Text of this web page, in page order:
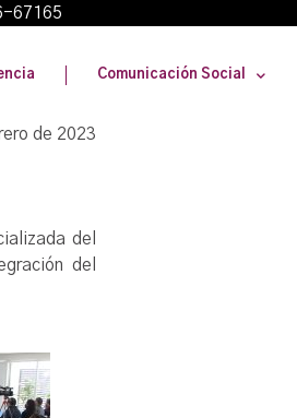
67165
Comunicación Social
de 2023
del
del